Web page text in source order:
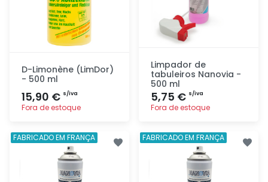
D-Limonène (LimDor)
- 500 ml
15,90 € s/iva
Fora de estoque
Adicionar
rapidamente
Limpador de
tabuleiros Nanovia -
500 ml
5,75 € s/iva
Fora de estoque
Adicionar
rapidamente
FABRICADO EM FRANÇA FABRICADO EM FRANÇA